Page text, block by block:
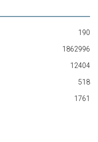
190
1862996
12404
518
1761